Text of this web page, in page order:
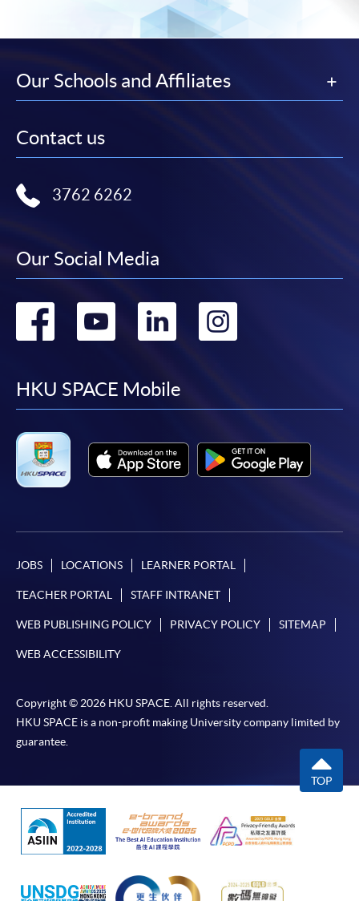
申請人應注意，不論親身或網上報讀，相同的課
程/科目只可提交一次申請。
確認。另外，確認電子郵件亦會發送到 閣下的電
子郵件帳戶。請保留確定回條作日後查詢用途。
法例規定外，一切已繳費用，概不退還。
取錄的證明。學院將在截止報名日期後儘快通知申
免責聲明
卻不能為這些資訊作出任何明確或隱含的保證。本學院尤其不
會保證下列各項：資訊並無侵犯版權，資訊可安全使用、資訊
準確、資訊適合任何目的、資訊不含電腦病毒等。
本學院（包括其僱員及附屬機構）對你在網上付款而由下列原
款卡、智能卡或其他付款的設施時出現任何信息或資訊傳送的
來的任何信息或資訊中出現的疏忽、錯誤、誤差或遺漏；
（3）付款的網關在完成網上付款時出現的故障、失靈、或失
因，包括未獲授權進入、資料傳送的改動、任何非法行為等。
(WeChat Pay) 或支付寶(Alipay)
申請人可親臨學院任何一所報名中心，以現金、「易
（Alipay） 繳付學費。
Our Schools and Affiliates
Contact us
3762 6262
Our Social Media
Go
facebook
Go
youtube
Go
linkedin
HKU SPACE Mobile
JOBS LOCATIONS LEARNER PORTAL
TEACHER PORTAL STAFF INTRANET
WEB PUBLISHING POLICY PRIVACY POLICY SITEMAP
WEB ACCESSIBILITY
Copyright © 2026 HKU SPACE. All rights reserved.
HKU SPACE is a non-profit making University company limited by
guarantee.
TOP